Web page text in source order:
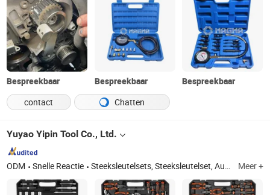
Bespreekbaar Bespreekbaar
Bespreekbaar
contact
Chatten
Yuyao Yipin Tool Co., Ltd.
ODM Snelle Reactie Steeksleutelsets, Steeksleutelset, Auto-reparatietools, Auto-reparatietools, Automobielreparatietools, Auto-reparatietoolset, Handgereedschapssets, Schroevendraaierset Meer +